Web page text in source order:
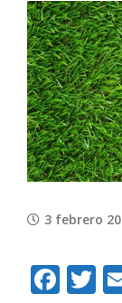
View
Larger
Image
3 febrero